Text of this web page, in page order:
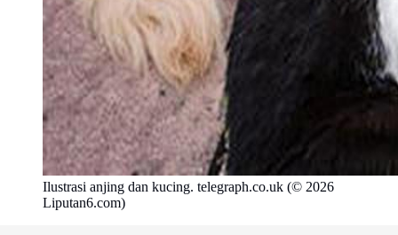
Ilustrasi anjing dan kucing. telegraph.co.uk (© 2026
Liputan6.com)